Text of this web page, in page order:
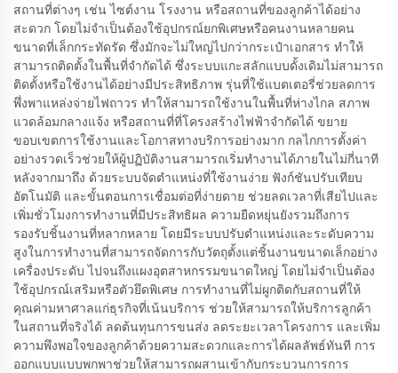
สถานที่ต่างๆ เช่น ไซต์งาน โรงงาน หรือสถานที่ของลูกค้าได้อย่าง
สะดวก โดยไม่จำเป็นต้องใช้อุปกรณ์ยกพิเศษหรือคนงานหลายคน
ขนาดที่เล็กกระทัดรัด ซึ่งมักจะไม่ใหญ่ไปกว่ากระเป๋าเอกสาร ทำให้
สามารถติดตั้งในพื้นที่จำกัดได้ ซึ่งระบบแกะสลักแบบดั้งเดิมไม่สามารถ
ติดตั้งหรือใช้งานได้อย่างมีประสิทธิภาพ รุ่นที่ใช้แบตเตอรี่ช่วยลดการ
พึ่งพาแหล่งจ่ายไฟถาวร ทำให้สามารถใช้งานในพื้นที่ห่างไกล สภาพ
แวดล้อมกลางแจ้ง หรือสถานที่ที่โครงสร้างไฟฟ้าจำกัดได้ ขยาย
ขอบเขตการใช้งานและโอกาสทางบริการอย่างมาก กลไกการตั้งค่า
อย่างรวดเร็วช่วยให้ผู้ปฏิบัติงานสามารถเริ่มทำงานได้ภายในไม่กี่นาที
หลังจากมาถึง ด้วยระบบจัดตำแหน่งที่ใช้งานง่าย ฟังก์ชันปรับเทียบ
อัตโนมัติ และขั้นตอนการเชื่อมต่อที่ง่ายดาย ช่วยลดเวลาที่เสียไปและ
เพิ่มชั่วโมงการทำงานที่มีประสิทธิผล ความยืดหยุ่นยังรวมถึงการ
รองรับชิ้นงานที่หลากหลาย โดยมีระบบปรับตำแหน่งและระดับความ
สูงในการทำงานที่สามารถจัดการกับวัตถุตั้งแต่ชิ้นงานขนาดเล็กอย่าง
เครื่องประดับ ไปจนถึงแผงอุตสาหกรรมขนาดใหญ่ โดยไม่จำเป็นต้อง
ใช้อุปกรณ์เสริมหรือตัวยึดพิเศษ การทำงานที่ไม่ผูกติดกับสถานที่ให้
คุณค่ามหาศาลแก่ธุรกิจที่เน้นบริการ ช่วยให้สามารถให้บริการลูกค้า
ในสถานที่จริงได้ ลดต้นทุนการขนส่ง ลดระยะเวลาโครงการ และเพิ่ม
ความพึงพอใจของลูกค้าด้วยความสะดวกและการได้ผลลัพธ์ทันที การ
ออกแบบแบบพกพาช่วยให้สามารถผสานเข้ากับกระบวนการการ